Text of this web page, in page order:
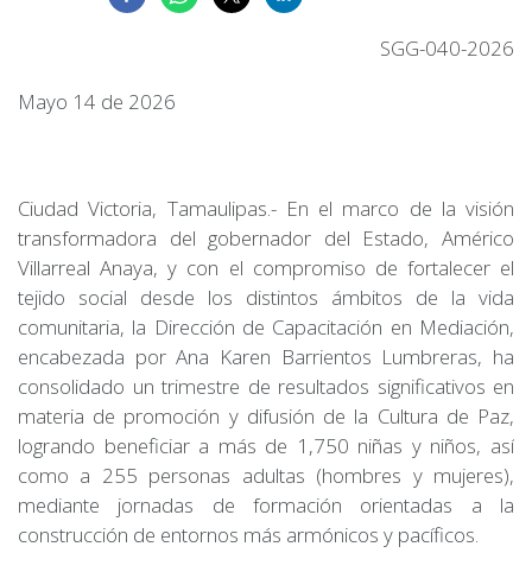
SGG-040-2026
Mayo 14 de 2026
Ciudad Victoria, Tamaulipas.- En el marco de la visión
transformadora del gobernador del Estado, Américo
Villarreal Anaya, y con el compromiso de fortalecer el
tejido social desde los distintos ámbitos de la vida
comunitaria, la Dirección de Capacitación en Mediación,
encabezada por Ana Karen Barrientos Lumbreras, ha
consolidado un trimestre de resultados significativos en
materia de promoción y difusión de la Cultura de Paz,
logrando beneficiar a más de 1,750 niñas y niños, así
como a 255 personas adultas (hombres y mujeres),
mediante jornadas de formación orientadas a la
construcción de entornos más armónicos y pacíficos.